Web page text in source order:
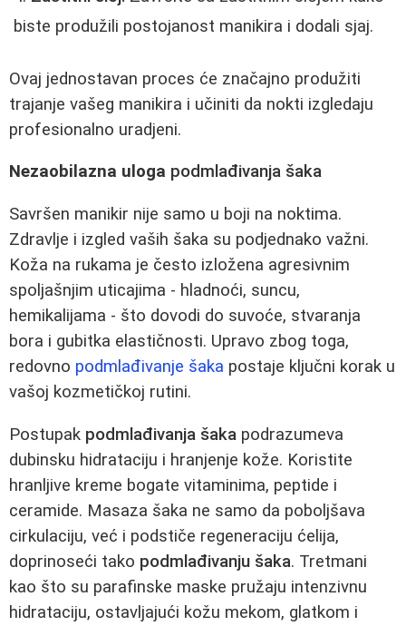
biste produžili postojanost manikira i dodali sjaj.
Ovaj jednostavan proces će značajno produžiti
trajanje vašeg manikira i učiniti da nokti izgledaju
profesionalno uradjeni.
Nezaobilazna uloga podmlađivanja šaka
Savršen manikir nije samo u boji na noktima.
Zdravlje i izgled vaših šaka su podjednako važni.
Koža na rukama je često izložena agresivnim
spoljašnjim uticajima - hladnoći, suncu,
hemikalijama - što dovodi do suvoće, stvaranja
bora i gubitka elastičnosti. Upravo zbog toga,
redovno podmlađivanje šaka postaje ključni korak u
vašoj kozmetičkoj rutini.
Postupak podmlađivanja šaka podrazumeva
dubinsku hidrataciju i hranjenje kože. Koristite
hranljive kreme bogate vitaminima, peptide i
ceramide. Masaza šaka ne samo da poboljšava
cirkulaciju, već i podstiče regeneraciju ćelija,
doprinoseći tako podmlađivanju šaka. Tretmani
kao što su parafinske maske pružaju intenzivnu
hidrataciju, ostavljajući kožu mekom, glatkom i